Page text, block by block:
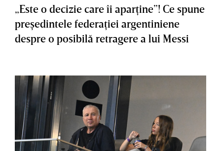
„Este o decizie care îi aparţine”! Ce spune
preşedintele federaţiei argentiniene
despre o posibilă retragere a lui Messi